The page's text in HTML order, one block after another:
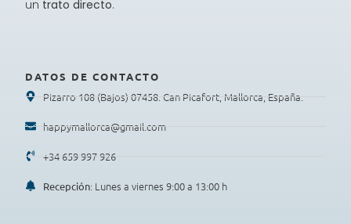
un trato directo.
DATOS DE CONTACTO
Pizarro 108 (Bajos) 07458. Can Picafort, Mallorca, España.
happymallorca@gmail.com
+34 659 997 926
Recepción: Lunes a viernes 9:00 a 13:00 h